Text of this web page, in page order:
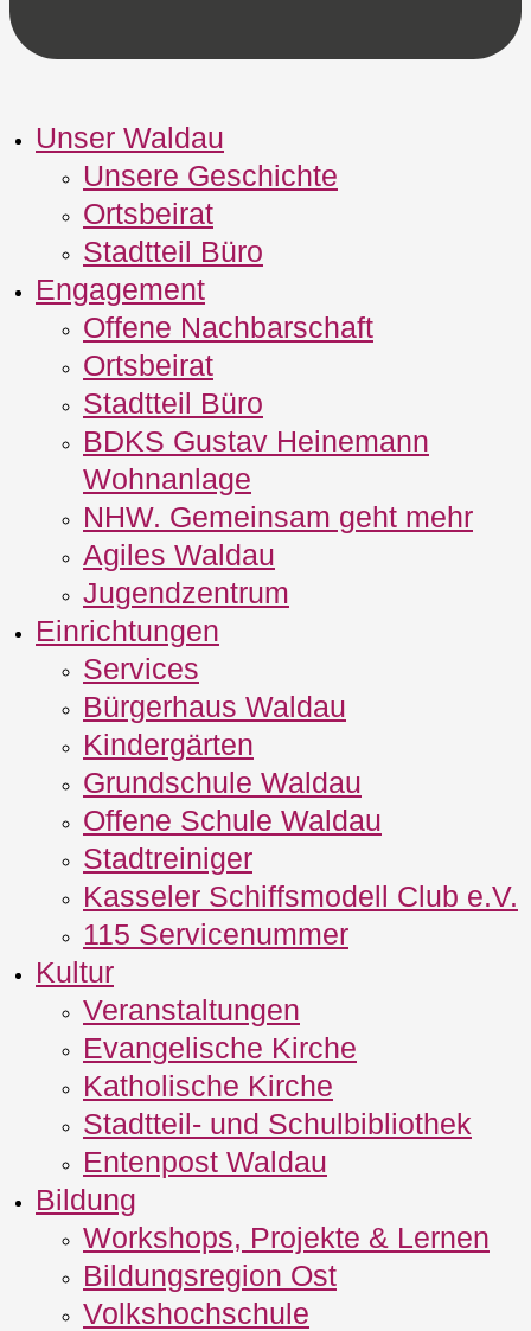
Unser Waldau
Unsere Geschichte
Ortsbeirat
Stadtteil Büro
Engagement
Offene Nachbarschaft
Ortsbeirat
Stadtteil Büro
BDKS Gustav Heinemann
Wohnanlage
NHW. Gemeinsam geht mehr
Agiles Waldau
Jugendzentrum
Einrichtungen
Services
Bürgerhaus Waldau
Kindergärten
Grundschule Waldau
Offene Schule Waldau
Stadtreiniger
Kasseler Schiffsmodell Club e.V.
115 Servicenummer
Kultur
Veranstaltungen
Evangelische Kirche
Katholische Kirche
Stadtteil- und Schulbibliothek
Entenpost Waldau
Bildung
Workshops, Projekte & Lernen
Bildungsregion Ost
Volkshochschule